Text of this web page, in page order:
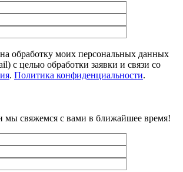
обработку моих персональных данных
с целью обработки заявки и связи со
. Политика конфиденциальности.
мы свяжемся с вами в ближайшее время!